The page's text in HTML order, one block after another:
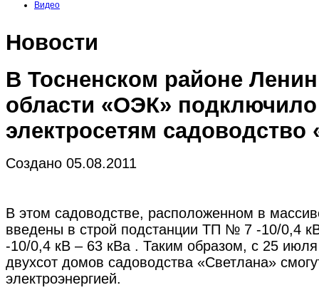
Видео
Новости
В Тосненском районе
области «ОЭК»
электросетям садоводство
Создано 05.08.2011
В этом садоводстве, расположенном в
введены в строй подстанции ТП № 7 -10/0,4
-10/0,4 кВ – 63 кВа . Таким образом, с 25
двухсот домов садоводства «Светлана»
электроэнергией.